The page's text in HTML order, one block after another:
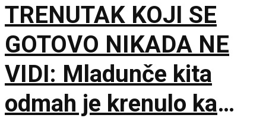
TRENUTAK KOJI SE
GOTOVO NIKADA NE
VIDI: Mladunče kita
odmah je krenulo ka